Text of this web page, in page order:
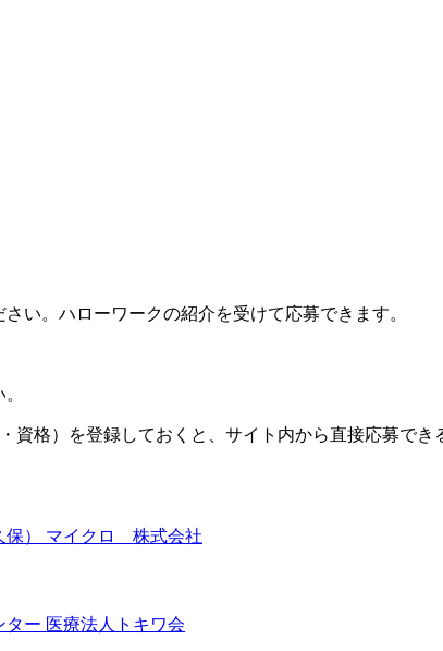
い。ハローワークの紹介を受けて応募できます。
資格）を登録しておくと、サイト内から直接応募でき
保） マイクロ 株式会社
ー 医療法人トキワ会